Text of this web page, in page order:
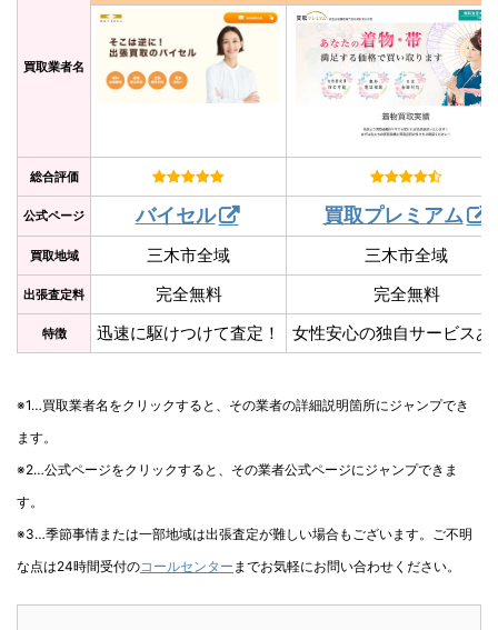
買取業者名
総合評価
公式ページ バイセル 買取プレミアム
買取地域 三木市全域 三木市全域
出張査定料 完全無料 完全無料
特徴 迅速に駆けつけて査定！ 女性安心の独自サービスあ
※1…買取業者名をクリックすると、その業者の詳細説明箇所にジャンプでき
ます。
※2…公式ページをクリックすると、その業者公式ページにジャンプできま
す。
※3…季節事情または一部地域は出張査定が難しい場合もございます。ご不明
な点は24時間受付のコールセンター までお気軽にお問い合わせください。